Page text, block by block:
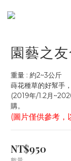
園藝之
重量 : 約2~3公斤
蒔花種草的好幫手
(2019年/1.2月
購。
(圖片僅供參考，
NT$950